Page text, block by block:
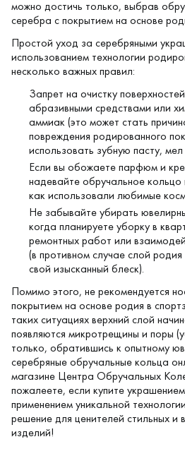
можно достичь только, выбрав
серебра с покрытием на основе
Простой уход за серебряными
использованием технологии
несколько важных правил:
Запрет на очистку
абразивными средствами или
аммиак (это может стать
повреждения родированного
использовать зубную пасту,
Если вы обожаете парфюм и
надевайте обручальное кольцо
как использовали любимые
Не забывайте убирать
когда планируете уборку в
ремонтных работ или
(в противном случае слой родия
свой изысканный блеск).
Помимо этого, не рекомендуется
покрытием на основе родия в
таких ситуациях верхний слой
появляются микротрещины и поры
только, обратившись к опытному
серебряные обручальные кольца
магазине Центра Обручальных
пожалеете, если купите
применением уникальной
решение для ценителей стильных и
изделий!